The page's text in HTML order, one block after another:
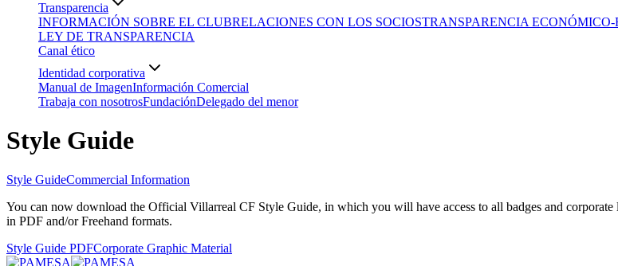
Transparencia
INFORMACIÓN SOBRE EL CLUBRELACIONES CON LOS SOCIOSTRANSPARENCIA
LEY DE TRANSPARENCIA
Canal ético
Identidad corporativa
Manual de ImagenInformación Comercial
Trabaja con nosotrosFundaciónDelegado del menor
Style Guide
Style GuideCommercial Information
You can now download the Official Villarreal CF Style Guide, in which you will have access to all badges and
in PDF and/or Freehand formats.
Style Guide PDFCorporate Graphic Material